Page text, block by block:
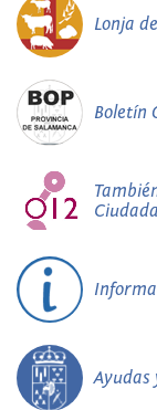
Lonja
Boletín
Ayudas